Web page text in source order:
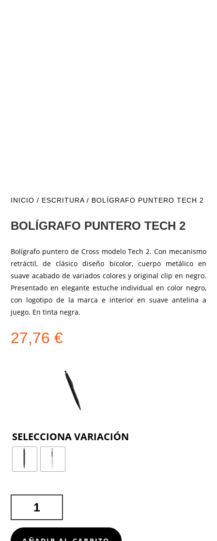
INICIO / ESCRITURA/ BOLÍGRAFO PUNTERO TECH 2
BOLÍGRAFO PUNTERO TECH 2
Bolígrafo puntero de Cross modelo Tech 2. Con mecanismo
retráctil, de clásico diseño bicolor, cuerpo metálico en
suave acabado de variados colores y original clip en negro.
Presentado en elegante estuche individual en color negro,
con logotipo de la marca e interior en suave antelina a
juego. En tinta negra.
27,76€
PUNTERO
TECH
2